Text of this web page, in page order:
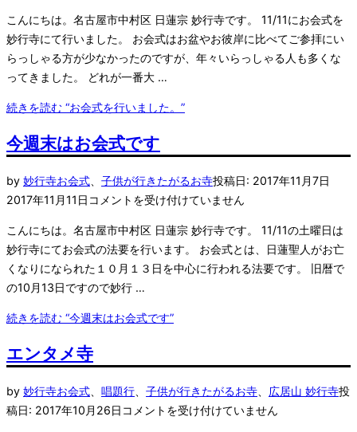
こんにちは。名古屋市中村区 日蓮宗 妙行寺です。 11/11にお会式を
妙行寺にて行いました。 お会式はお盆やお彼岸に比べてご参拝にい
らっしゃる方が少なかったのですが、年々いらっしゃる人も多くな
ってきました。 どれが一番大 …
続きを読む “お会式を行いました。”
今週末はお会式です
by 妙行寺お会式 子供が行きたがるお寺投稿日: 2017年11月7日
2017年11月11日 コメントを受け付けていません
こんにちは。名古屋市中村区 日蓮宗 妙行寺です。 11/11の土曜日は
妙行寺にてお会式の法要を行います。 お会式とは、日蓮聖人がお亡
くなりになられた１０月１３日を中心に行われる法要です。 旧暦で
の10月13日ですので妙行 …
続きを読む “今週末はお会式です”
エンタメ寺
by 妙行寺お会式 唱題行 子供が行きたがるお寺 広居山 妙行寺投
稿日: 2017年10月26日 コメントを受け付けていません